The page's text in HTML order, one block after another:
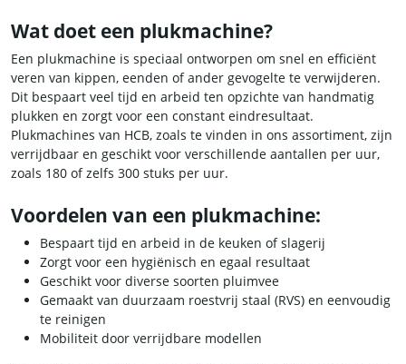
Wat doet een plukmachine?
Een plukmachine is speciaal ontworpen om snel en efficiënt
veren van kippen, eenden of ander gevogelte te verwijderen.
Dit bespaart veel tijd en arbeid ten opzichte van handmatig
plukken en zorgt voor een constant eindresultaat.
Plukmachines van HCB, zoals te vinden in ons assortiment, zijn
verrijdbaar en geschikt voor verschillende aantallen per uur,
zoals 180 of zelfs 300 stuks per uur.
Voordelen van een plukmachine:
Bespaart tijd en arbeid in de keuken of slagerij
Zorgt voor een hygiënisch en egaal resultaat
Geschikt voor diverse soorten pluimvee
Gemaakt van duurzaam roestvrij staal (RVS) en eenvoudig
te reinigen
Mobiliteit door verrijdbare modellen